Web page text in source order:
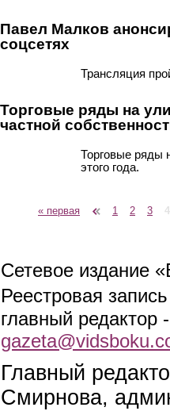
Павел Малков
соцсетях
Трансляция
Торговые ряды на
частной
Торговые ряды
этого года.
Страницы
« первая 1 2 3 4
Сетевое издание
Реестровая
главный
Главный
Смирнова,